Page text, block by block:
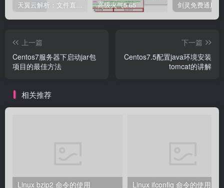
天翼云解析：文件直链获取源码 高级火气5.65
上一篇
Centos7服务器下启动jar包
项目的最佳方法
下一篇
Centos7.5配置java环境安装
tomcat的讲解
相关推荐
Linux bzip2 命令的使用 Linux ifconfig 命令的使用